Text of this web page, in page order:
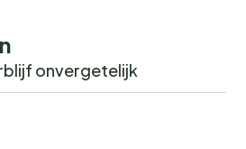
onvergetelijk